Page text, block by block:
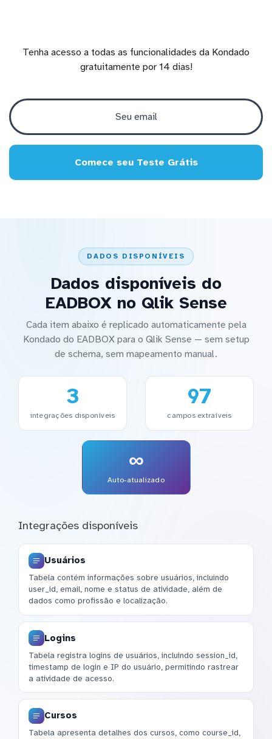
Tenha acesso a todas as funcionalidades da Kondado
gratuitamente por 14 dias!
Comece seu Teste Grátis
DADOS DISPONÍVEIS
Dados disponíveis do
EADBOX no Qlik Sense
Cada item abaixo é replicado automaticamente pela
Kondado do EADBOX para o Qlik Sense — sem setup
de schema, sem mapeamento manual.
3
integrações disponíveis
97
campos extraíveis
∞
Auto-atualizado
Integrações disponíveis
Usuários
Tabela contém informações sobre usuários, incluindo
user_id, email, nome e status de atividade, além de
dados como profissão e localização.
Logins
Tabela registra logins de usuários, incluindo session_id,
timestamp de login e IP do usuário, permitindo rastrear
a atividade de acesso.
Cursos
Tabela apresenta detalhes dos cursos, como course_id,